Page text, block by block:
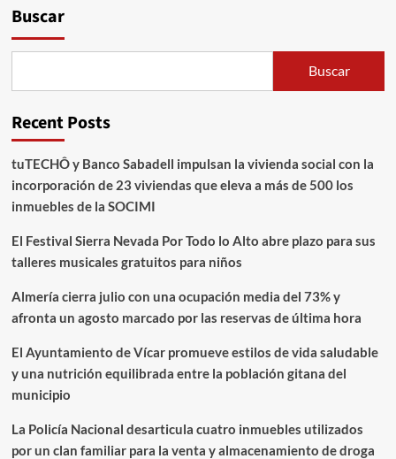
Buscar
Buscar
Recent Posts
tuTECHÔ y Banco Sabadell impulsan la vivienda social con la
incorporación de 23 viviendas que eleva a más de 500 los
inmuebles de la SOCIMI
El Festival Sierra Nevada Por Todo lo Alto abre plazo para sus
talleres musicales gratuitos para niños
Almería cierra julio con una ocupación media del 73% y
afronta un agosto marcado por las reservas de última hora
El Ayuntamiento de Vícar promueve estilos de vida saludable
y una nutrición equilibrada entre la población gitana del
municipio
La Policía Nacional desarticula cuatro inmuebles utilizados
por un clan familiar para la venta y almacenamiento de droga